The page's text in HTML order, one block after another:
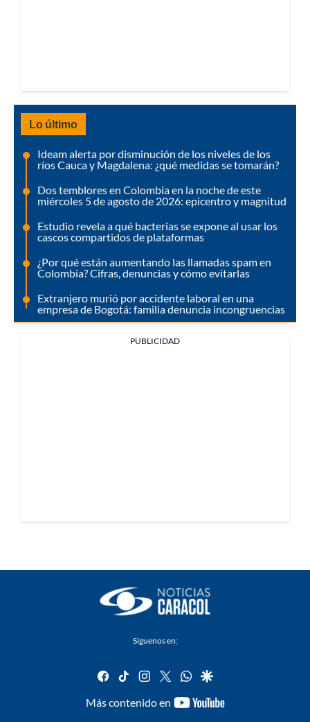
Lo último
Ideam alerta por disminución de los niveles de los
ríos Cauca y Magdalena: ¿qué medidas se tomarán?
Dos temblores en Colombia en la noche de este
miércoles 5 de agosto de 2026: epicentro y magnitud
Estudio revela a qué bacterias se expone al usar los
cascos compartidos de plataformas
¿Por qué están aumentando las llamadas spam en
Colombia? Cifras, denuncias y cómo evitarlas
Extranjero murió por accidente laboral en una
empresa de Bogotá: familia denuncia incongruencias
PUBLICIDAD
Síguenos en:
facebook
tiktok instagram
twitterwhatsapp
google
Más contenido en
youtube-